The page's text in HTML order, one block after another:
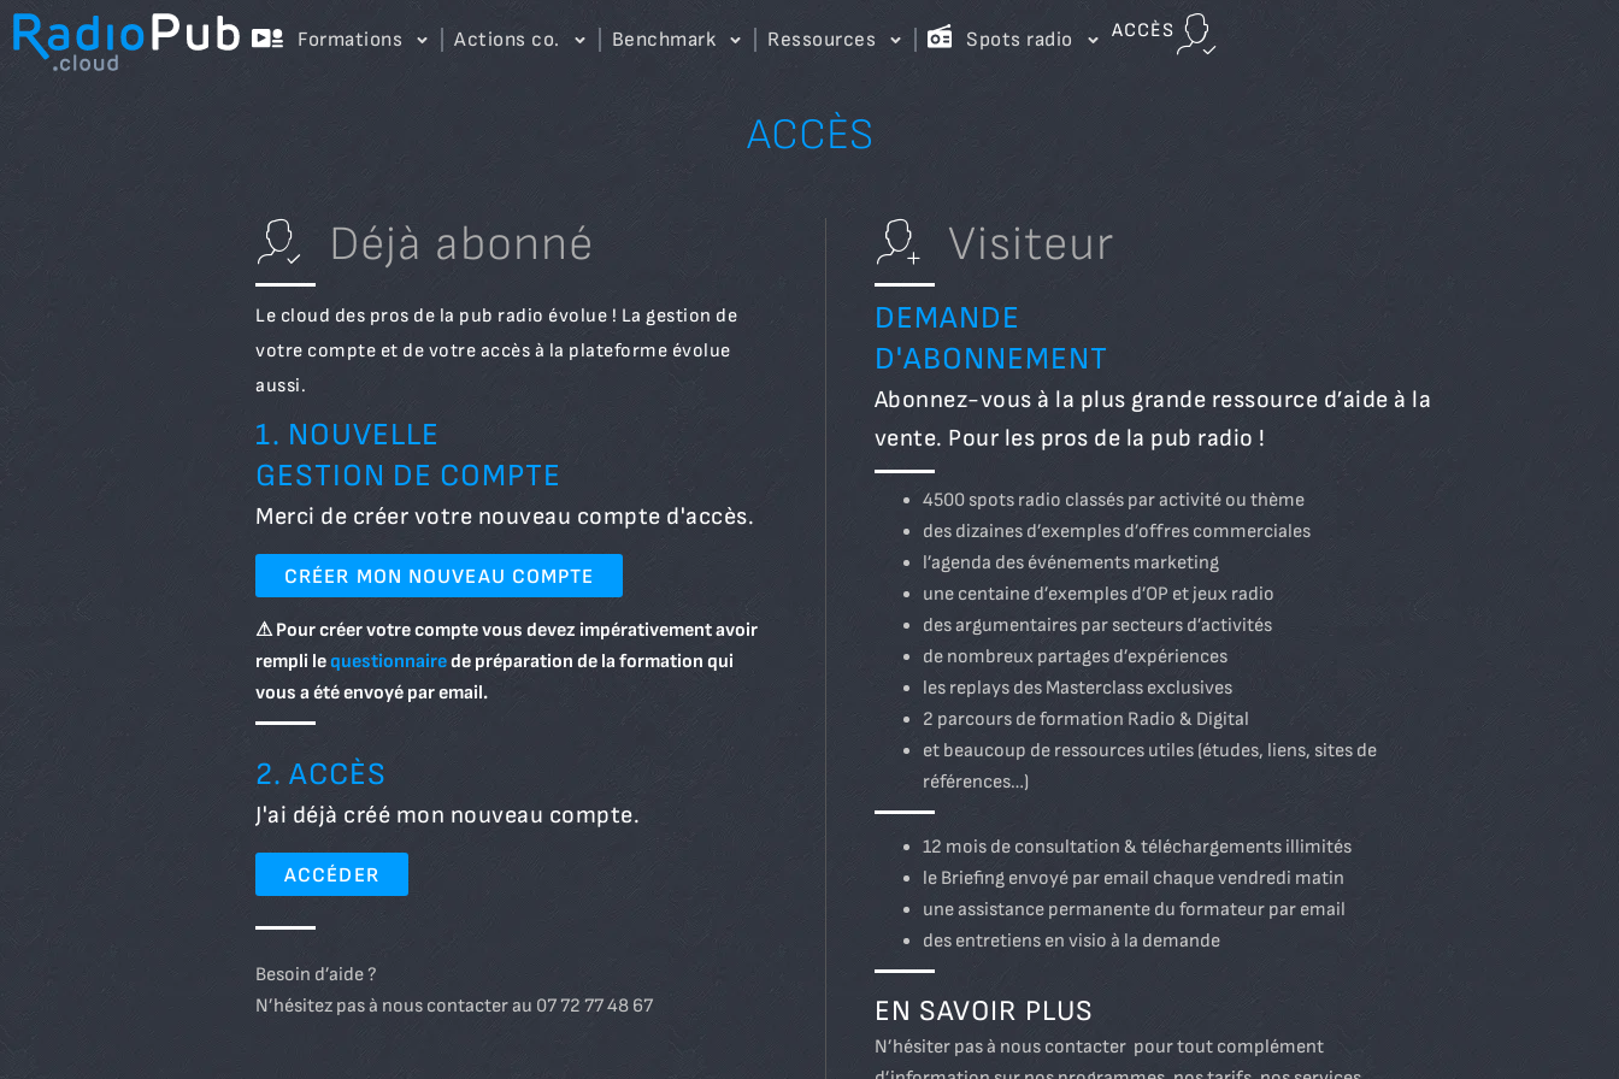
Formations Actions co. Benchmark Ressources Spots radio ACCÈS
ACCÈS
Déjà abonné
Le cloud des pros de la pub radio évolue ! La gestion de
votre compte et de votre accès à la plateforme évolue
aussi.
1. NOUVELLE
GESTION DE COMPTE
Merci de créer votre nouveau compte d'accès.
CRÉER MON NOUVEAU COMPTE
⚠ Pour créer votre compte vous devez impérativement avoir
rempli lequestionnairede préparation de la formation qui
vous a été envoyé par email.
2. ACCÈS
J'ai déjà créé mon nouveau compte.
ACCÉDER
Besoin d’aide ?
N’hésitez pas à nous contacter au 07 72 77 48 67
Visiteur
DEMANDE
D'ABONNEMENT
Abonnez-vous à la plus grande ressource d’aide à la
vente. Pour les pros de la pub radio !
4500 spots radio classés par activité ou thème
des dizaines d’exemples d’offres commerciales
l’agenda des événements marketing
une centaine d’exemples d’OP et jeux radio
des argumentaires par secteurs d’activités
de nombreux partages d’expériences
les replays des Masterclass exclusives
2 parcours de formation Radio & Digital
et beaucoup de ressources utiles (études, liens, sites de
références…)
12 mois de consultation & téléchargements illimités
le Briefing envoyé par email chaque vendredi matin
une assistance permanente du formateur par email
des entretiens en visio à la demande
EN SAVOIR PLUS
N’hésiter pas à nous contacter pour tout complément